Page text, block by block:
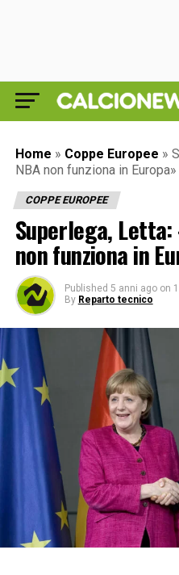
Home » Coppe Europee »
NBA non funziona in Europa»
COPPE EUROPEE
Superlega,
non funziona in
Published 5 anni ago on
By Reparto tecnico